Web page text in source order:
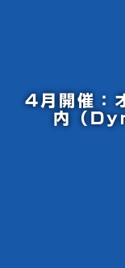
4月開催：
内（